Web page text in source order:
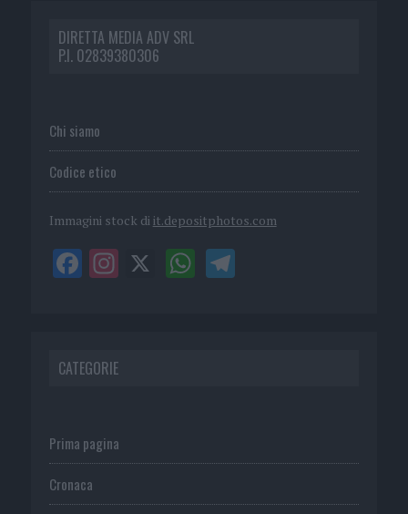
DIRETTA MEDIA ADV SRL
P.I. 02839380306
Chi siamo
Codice etico
Immagini stock di it.depositphotos.com
CATEGORIE
Prima pagina
Cronaca